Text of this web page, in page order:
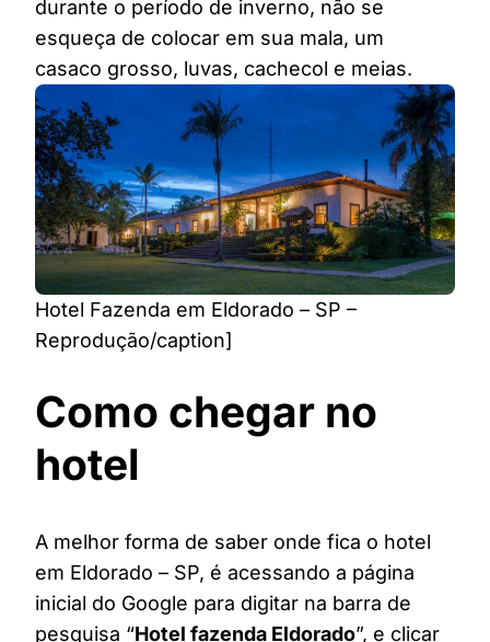
durante o período de inverno, não se
esqueça de colocar em sua mala, um
casaco grosso, luvas, cachecol e meias.
Hotel Fazenda em Eldorado – SP –
Reprodução/caption]
Como chegar no
hotel
A melhor forma de saber onde fica o hotel
em Eldorado – SP, é acessando a página
inicial do Google para digitar na barra de
pesquisa “Hotel fazenda Eldorado”, e clicar